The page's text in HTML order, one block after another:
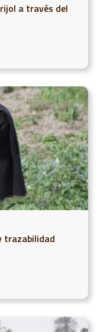
a través del
trazabilidad